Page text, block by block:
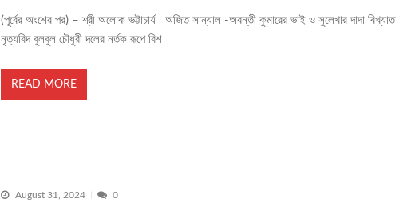
(পূর্বের অংশের পর) – শ্রী অলোক ভট্টাচার্য অজিত সান্যাল -অবন্তী কুমারের ভাই ও সুলেখার দাদা বিখ্যাত
নৃত্যবিদ বুলবুল চৌধুরী দলের নর্তক রূপে বিশ
READ MORE
August 31, 2024 0